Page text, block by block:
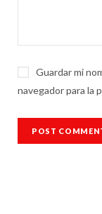
Guardar mi
navegador para la